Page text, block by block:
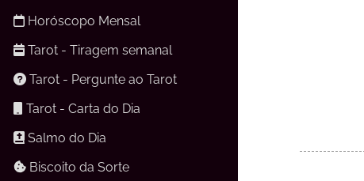
Horóscopo Mensal
Tarot - Tiragem semanal
Tarot - Pergunte ao Tarot
Tarot - Carta do Dia
Salmo do Dia
Biscoito da Sorte